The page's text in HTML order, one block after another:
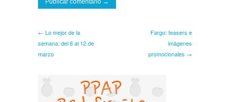
← Lo mejor de la
semana: del 6 al 12 de
marzo
Fargo: teasers e
imágenes
promocionales →